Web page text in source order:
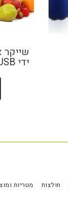
שייקר
ידי USB
חולצות מטריות